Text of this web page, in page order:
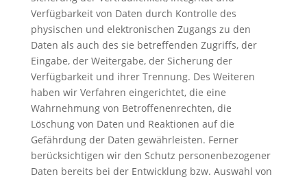
Verfügbarkeit von Daten durch Kontrolle des
physischen und elektronischen Zugangs zu den
Daten als auch des sie betreffenden Zugriffs, der
Eingabe, der Weitergabe, der Sicherung der
Verfügbarkeit und ihrer Trennung. Des Weiteren
haben wir Verfahren eingerichtet, die eine
Wahrnehmung von Betroffenenrechten, die
Löschung von Daten und Reaktionen auf die
Gefährdung der Daten gewährleisten. Ferner
berücksichtigen wir den Schutz personenbezogener
Daten bereits bei der Entwicklung bzw. Auswahl von